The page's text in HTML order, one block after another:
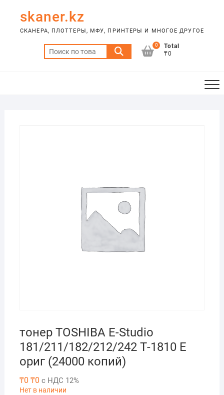
content
skaner.kz
СКАНЕРА, ПЛОТТЕРЫ, МФУ, ПРИНТЕРЫ И МНОГОЕ ДРУГОЕ
Искать:
0
Total
₸0
тонер TOSHIBA E-Studio
181/211/182/212/242 Т-1810 Е
ориг (24000 копий)
₸0 ₸0 с НДС 12%
Нет в наличии